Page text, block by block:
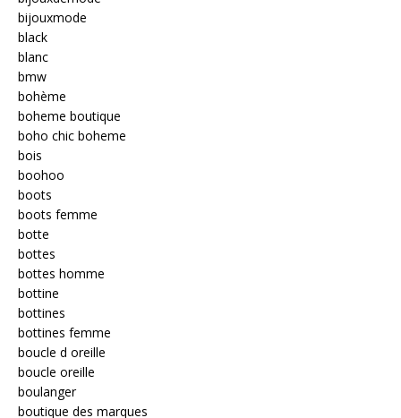
bijouxmode
black
blanc
bmw
bohème
boheme boutique
boho chic boheme
bois
boohoo
boots
boots femme
botte
bottes
bottes homme
bottine
bottines
bottines femme
boucle d oreille
boucle oreille
boulanger
boutique des marques